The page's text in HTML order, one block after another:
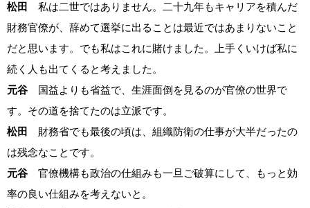
松田 私は二世ではありません。二十九年もキャリアを積んだ
財務官僚が、辞めて選挙に出ることは最近ではあまりないこと
だと思います。でも私はこれに賭けました。上手くいけば私に
続く人も出てくると考えました。
元谷 国益よりも省益で、生涯面倒を見るのが官僚の世界で
す。その道を捨てたのは立派です。
松田 財務省でも最後の頃は、組織防衛の仕事が大半だったの
は残念なことです。
元谷 官僚機構も政治の仕組みも一旦ご破算にして、もっと効
率の良い仕組みを考えないと。